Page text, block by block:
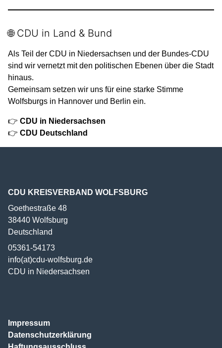
🌐 CDU in Land & Bund
Als Teil der CDU in Niedersachsen und der Bundes-CDU
sind wir vernetzt mit den politischen Ebenen über die Stadt
hinaus.
Gemeinsam setzen wir uns für eine starke Stimme
Wolfsburgs in Hannover und Berlin ein.
👉 CDU in Niedersachsen
👉 CDU Deutschland
CDU KREISVERBAND WOLFSBURG
Goethestraße 48
38440 Wolfsburg
Deutschland
05361-54173
info(at)cdu-wolfsburg.de
CDU in Niedersachsen
Impressum
Datenschutzerklärung